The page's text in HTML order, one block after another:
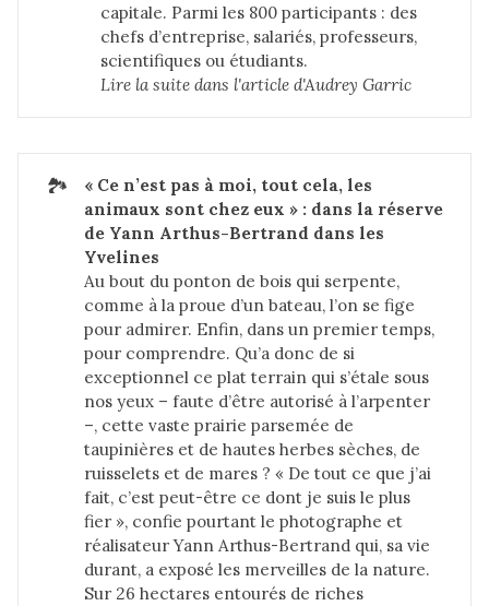
capitale. Parmi les 800 participants : des
chefs d’entreprise, salariés, professeurs,
scientifiques ou étudiants.
Lire la suite dans l'article d'Audrey Garric
🏞️
« Ce n’est pas à moi, tout cela, les
animaux sont chez eux » : dans la réserve
de Yann Arthus-Bertrand dans les
Yvelines
Au bout du ponton de bois qui serpente,
comme à la proue d’un bateau, l’on se fige
pour admirer. Enfin, dans un premier temps,
pour comprendre. Qu’a donc de si
exceptionnel ce plat terrain qui s’étale sous
nos yeux – faute d’être autorisé à l’arpenter
–, cette vaste prairie parsemée de
taupinières et de hautes herbes sèches, de
ruisselets et de mares ? « De tout ce que j’ai
fait, c’est peut-être ce dont je suis le plus
fier », confie pourtant le photographe et
réalisateur Yann Arthus-Bertrand qui, sa vie
durant, a exposé les merveilles de la nature.
Sur 26 hectares entourés de riches